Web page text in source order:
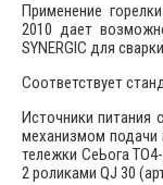
Применение
2010 дает
SYNERGIC для
Соответствует
Источники питания
механизмом подачи
тележки СеЬога
2 роликами QJ 30